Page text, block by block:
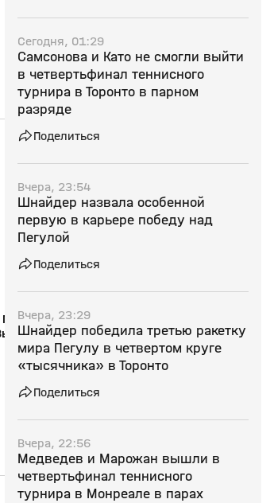
ФТР. Страна
№141 от
07 дек 2025, 15:07
Северной
07.12.2025
Сегодня, 01:29
Самсонова и Като не смогли выйти
в четвертьфинал теннисного
турнира в Торонто в парном
разряде
Поделиться
Вчера, 23:54
Шнайдер назвала особенной
первую в карьере победу над
Пегулой
Поделиться
Вчера, 23:29
Шнайдер победила третью ракетку
мира Пегулу в четвертом круге
«тысячника» в Торонто
Поделиться
Вчера, 22:56
Медведев и Марожан вышли в
четвертьфинал теннисного
турнира в Монреале в парах